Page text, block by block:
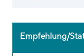
Empfehlung/